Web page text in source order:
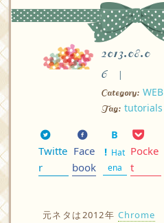
2013.08.0
6
Category: WEB
Tag: tutorials
Twitte
r
Face
book
Hat
ena
Pocke
t
元ネタは2012年 Chrome